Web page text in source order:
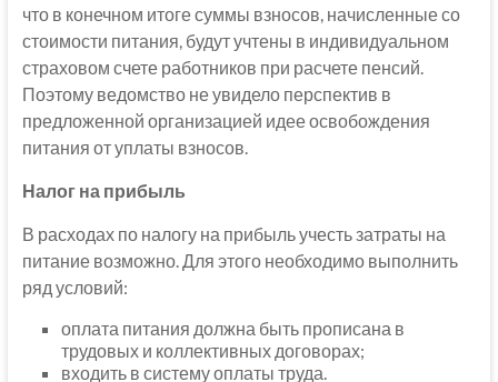
что в конечном итоге суммы взносов, начисленные со
стоимости питания, будут учтены в индивидуальном
страховом счете работников при расчете пенсий.
Поэтому ведомство не увидело перспектив в
предложенной организацией идее освобождения
питания от уплаты взносов.
Налог на прибыль
В расходах по налогу на прибыль учесть затраты на
питание возможно. Для этого необходимо выполнить
ряд условий:
оплата питания должна быть прописана в
трудовых и коллективных договорах;
входить в систему оплаты труда.